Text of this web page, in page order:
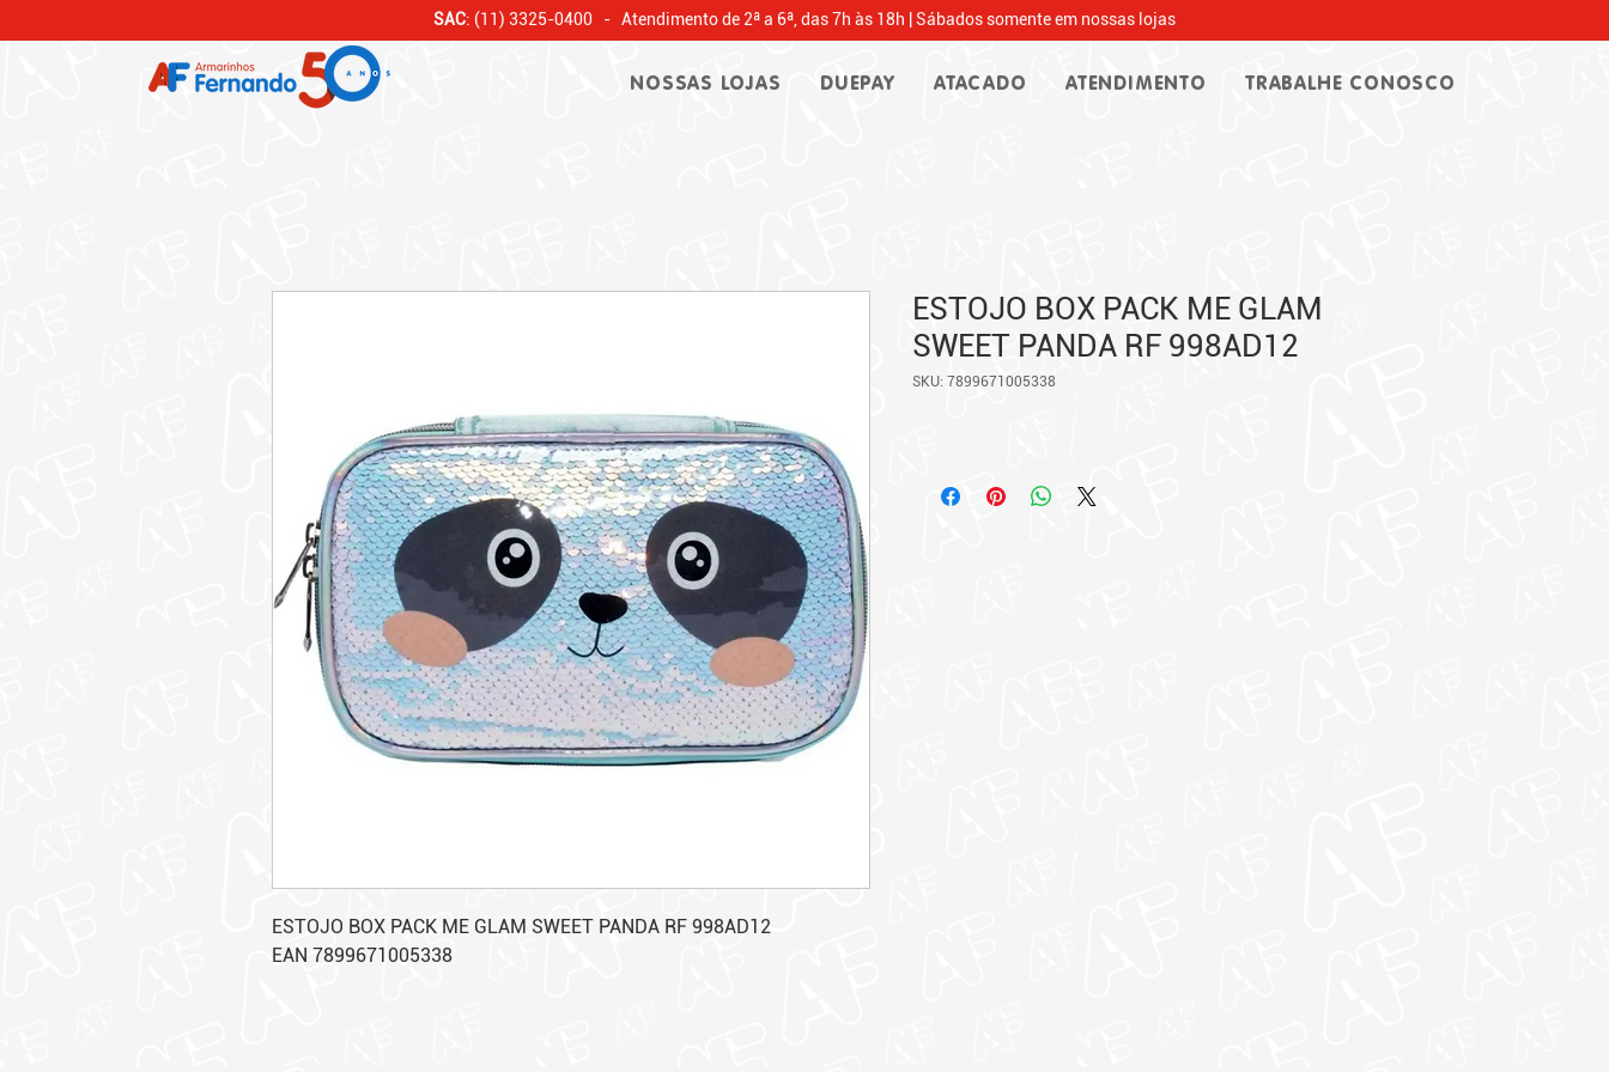
SAC: (11) 3325-0400 - Atendimento de 2ª a 6ª, das 7h às 18h | Sábados somente em nossas lojas
NOSSAS LOJAS DUEPAY ATACADO ATENDIMENTO TRABALHE CONOSCO
ESTOJO BOX PACK ME GLAM SWEET PANDA RF 998AD12
EAN 7899671005338
ESTOJO BOX PACK ME GLAM
SWEET PANDA RF 998AD12
SKU: 7899671005338